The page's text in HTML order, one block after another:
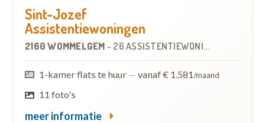
Sint-Jozef
Assistentiewoningen
2160 WOMMELGEM - 26 ASSISTENTIEWONINGEN
1-kamer flats te huur — vanaf € 1.581/maand
11 foto's
meer informatie